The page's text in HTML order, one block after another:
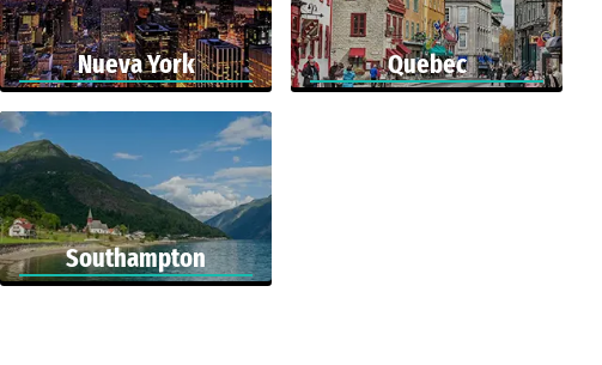
Nueva York Quebec
Southampton